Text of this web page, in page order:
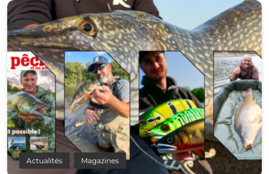
Actualités Magazines